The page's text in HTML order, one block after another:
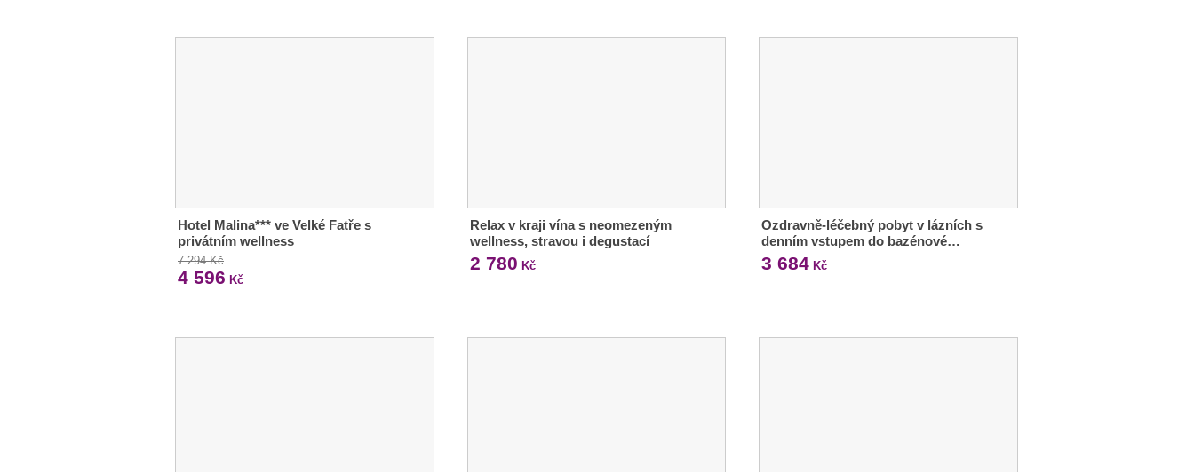
Hotel Malina*** ve Velké Fatře s
privátním wellness
7 294 Kč
4 596 Kč
Relax v kraji vína s neomezeným
wellness, stravou i degustací
2 780 Kč
Ozdravně-léčebný pobyt v lázních s
denním vstupem do bazénové…
3 684 Kč